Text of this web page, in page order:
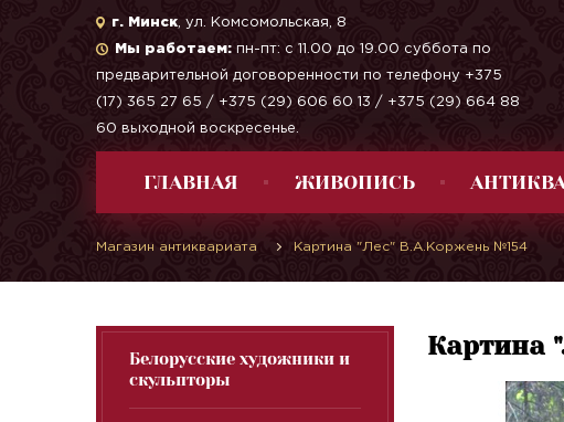
г. Минск , ул. Комсомольская, 8
Мы работаем: пн-пт: с 11.00 до 19.00 суббота по
предварительной договоренности по телефону +375
(17) 365 27 65 / +375 (29) 606 60 13 / +375 (29) 664 88
60 выходной воскресенье.
ГЛАВНАЯ ЖИВОПИСЬ
Магазин антиквариата Картина "Лес" В.А.Коржень №154
Белорусские художники и
скульпторы
Картина